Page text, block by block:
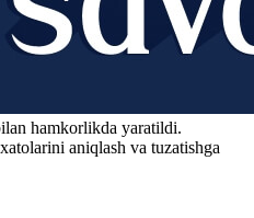
hamkorlikda yaratildi.
aniqlash va tuzatishga